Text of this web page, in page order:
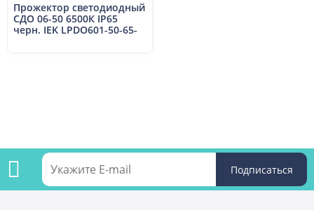
Прожектор светодиодный
СДО 06-50 6500К IP65
черн. IEK LPDO601-50-65-